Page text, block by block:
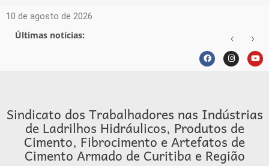
10 de agosto de 2026
Últimas notícias:
Sindicato dos Trabalhadores nas Indústrias
de Ladrilhos Hidráulicos, Produtos de
Cimento, Fibrocimento e Artefatos de
Cimento Armado de Curitiba e Região